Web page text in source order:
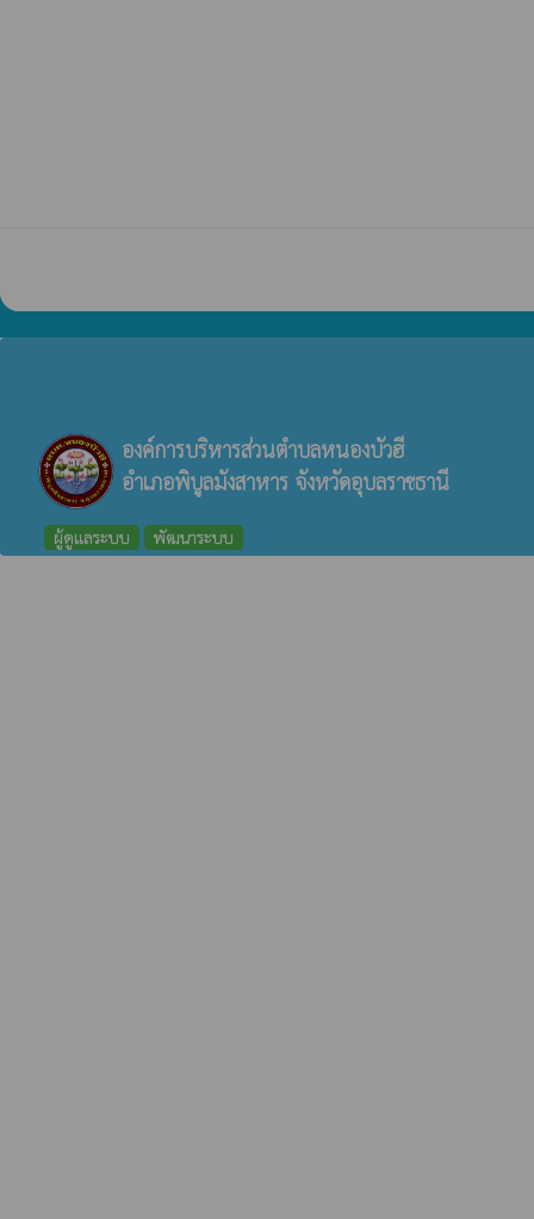
องค์การบริหารส่วนตำบลหนองบัวฮี
อำเภอพิบูลมังสาหาร จังหวัดอุบลราชธานี
ผู้ดูแลระบบ พัฒนาระบบ